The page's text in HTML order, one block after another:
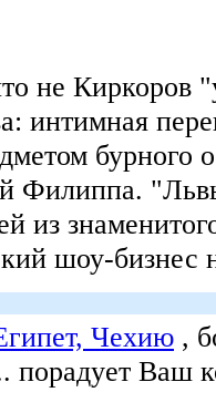
не Киркоров
интимная
бурного
Филиппа.
из
шоу-бизнес
Чехию ,
порадует Ваш